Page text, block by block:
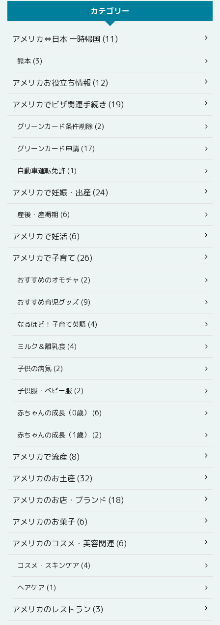
カテゴリー
アメリカ⇔日本 一時帰国 (11)
熊本 (3)
アメリカお役立ち情報 (12)
アメリカでビザ関連手続き (19)
グリーンカード条件削除 (2)
グリーンカード申請 (17)
自動車運転免許 (1)
アメリカで妊娠・出産 (24)
産後・産褥期 (6)
アメリカで妊活 (6)
アメリカで子育て (26)
おすすめのオモチャ (2)
おすすめ育児グッズ (9)
なるほど！子育て英語 (4)
ミルク＆離乳食 (4)
子供の病気 (2)
子供服・ベビー服 (2)
赤ちゃんの成長（0歳） (6)
赤ちゃんの成長（1歳） (2)
アメリカで流産 (8)
アメリカのお土産 (32)
アメリカのお店・ブランド (18)
アメリカのお菓子 (6)
アメリカのコスメ・美容関連 (6)
コスメ・スキンケア (4)
ヘアケア (1)
アメリカのレストラン (3)